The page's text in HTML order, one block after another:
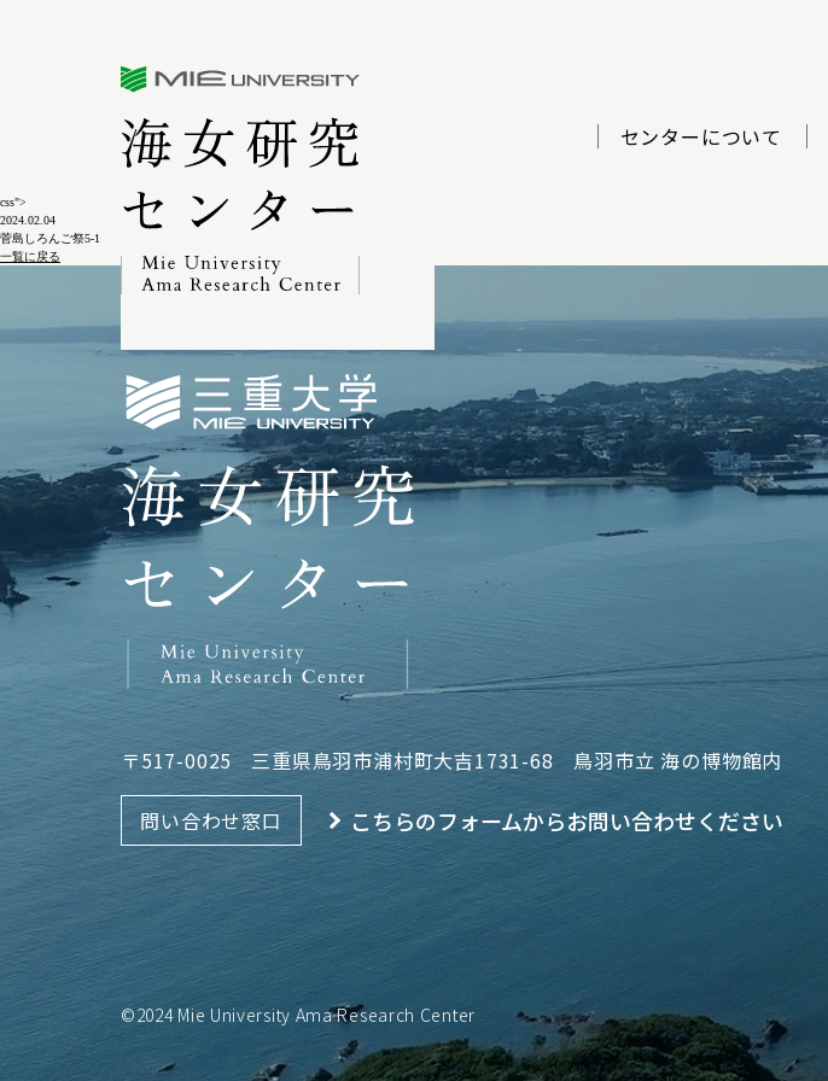
css">
センターについて
2024.02.04
菅島しろんご祭5-1
一覧に戻る
〒517-0025 三重県鳥羽市浦村町大吉1731-68 鳥羽市立 海の博物館内
問い合わせ窓口 こちらのフォームからお問い合わせください
©2024 Mie University Ama Research Center